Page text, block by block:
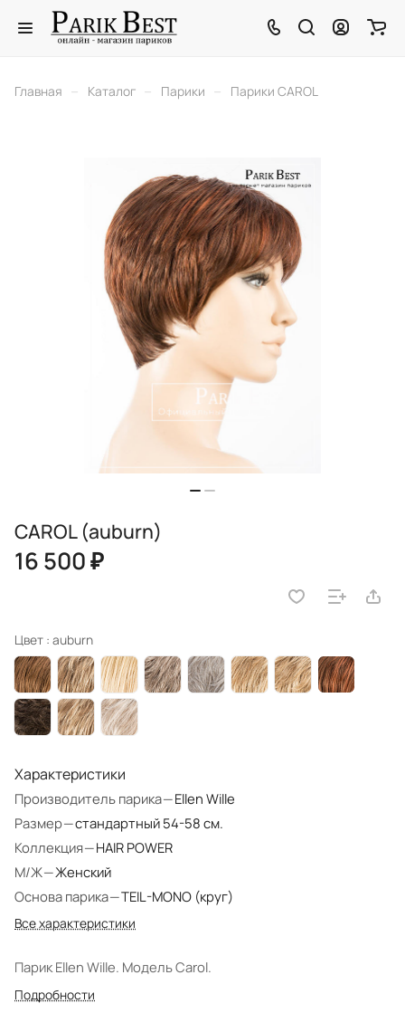
Главная – Каталог – Парики – Парики CAROL
CAROL (auburn)
16 500 ₽
Цвет : auburn
Характеристики
Производитель парика—Ellen Wille
Размер—стандартный 54-58 см.
Коллекция—HAIR POWER
М/Ж—Женский
Основа парика—TEIL-MONO (круг)
Все характеристики
Парик Ellen Wille. Модель Carol.
Подробности